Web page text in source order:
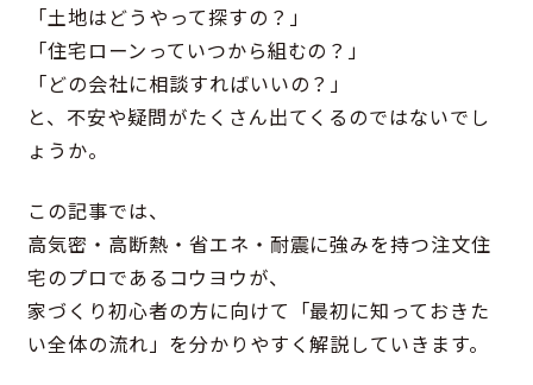
「土地はどうやって探すの？」
「住宅ローンっていつから組むの？」
「どの会社に相談すればいいの？」
と、不安や疑問がたくさん出てくるのではないでし
ょうか。
この記事では、
高気密・高断熱・省エネ・耐震に強みを持つ注文住
宅のプロであるコウヨウが、
家づくり初心者の方に向けて「最初に知っておきた
い全体の流れ」を分かりやすく解説していきます。